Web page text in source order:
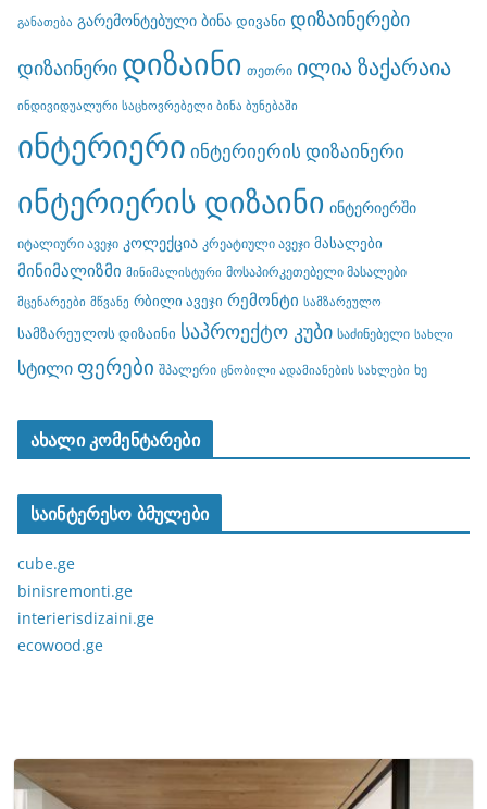
განათება გარემონტებული ბინა დივანი დიზაინერები
დიზაინერი დიზაინი თეთრი ილია ზაქარაია
ინდივიდუალური საცხოვრებელი ბინა ბუნებაში
ინტერიერი ინტერიერის დიზაინერი
ინტერიერის დიზაინი ინტერიერში
იტალიური ავეჯი კოლექცია კრეატიული ავეჯი მასალები
მინიმალიზმი მინიმალისტური მოსაპირკეთებელი მასალები
მცენარეები მწვანე რბილი ავეჯი რემონტი სამზარეულო
სამზარეულოს დიზაინი საპროექტო კუბი საძინებელი სახლი
სტილი ფერები შპალერი ცნობილი ადამიანების სახლები ხე
ახალი კომენტარები
საინტერესო ბმულები
cube.ge
binisremonti.ge
interierisdizaini.ge
ecowood.ge